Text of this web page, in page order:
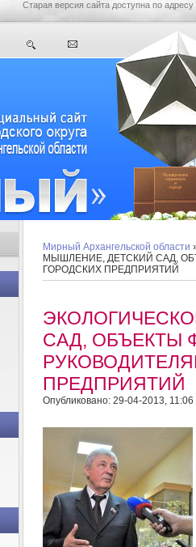
Старая версия сайта доступна по адресу
Мирный Архангельской области
МЫШЛЕНИЕ, ДЕТСКИЙ САД,
ГОРОДСКИХ ПРЕДПРИЯТИЙ
САД, ОБЪЕКТЫ
ПРЕДПРИЯТИЙ
Опубликовано: 29-04-2013, 11:06